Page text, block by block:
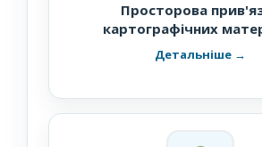
Просторова
картографічних